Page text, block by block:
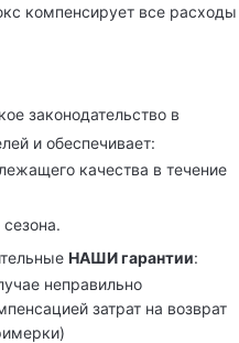
компенсирует все расходы
законодательство в
и обеспечивает:
качества в течение
НАШИ гарантии:
неправильно
затрат на возврат